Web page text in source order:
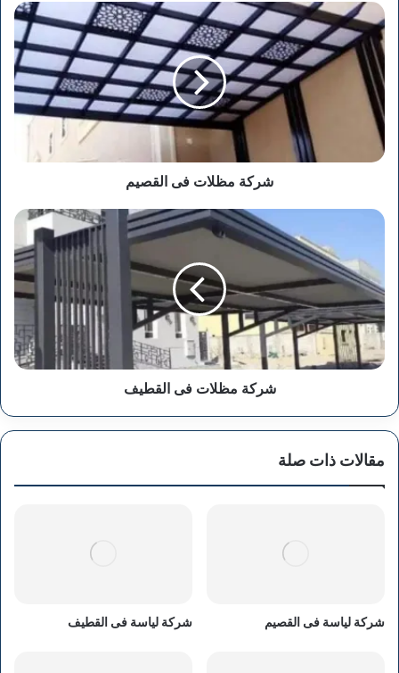
شركة
مظلات
فى
القصيم
شركة مظلات فى القصيم
شركة
القطيف
شركة مظلات فى القطيف
مقالات ذات صلة
شركة لياسة فى القصيم شركة لياسة فى القطيف